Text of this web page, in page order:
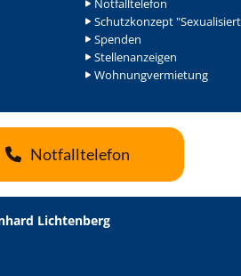
Notfalltelefon
Schutzkonzept
Spenden
Stellenanzeigen
Wohnungvermietung
Notfalltelefon
Lichtenberg